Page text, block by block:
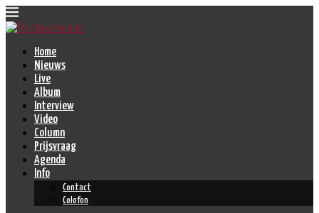
Home
Nieuws
Live
Album
Interview
Video
Column
Prijsvraag
Agenda
Info
Contact
Colofon